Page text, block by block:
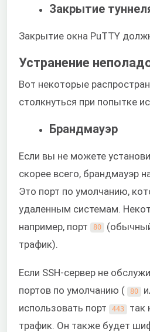
Закрытие
Закрытие окна PuTTY
Устранение
Вот некоторые
столкнуться при попытке
Брандмауэр
Если вы не можете
скорее всего, брандмауэр
Это порт по умолчанию,
удаленным системам.
например, порт
80
трафик).
Если SSH-сервер не
портов по умолчанию (
80
использовать порт 443 так
трафик. Он также будет